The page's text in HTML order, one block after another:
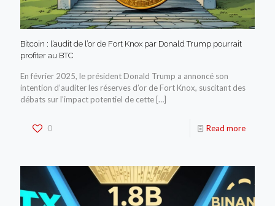
Bitcoin : l’audit de l’or de Fort Knox par Donald Trump pourrait
profiter au BTC
En février 2025, le président Donald Trump a annoncé son
intention d’auditer les réserves d’or de Fort Knox, suscitant des
débats sur l’impact potentiel de cette […]
0 Read more